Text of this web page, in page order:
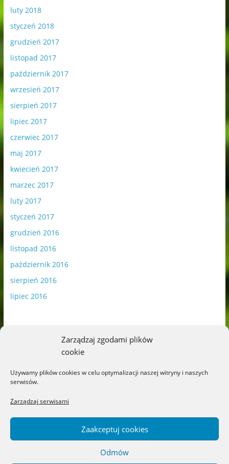
Zarządzaj zgodami plików
cookie
Używamy plików cookies w celu optymalizacji naszej witryny i naszych
serwisów.
Zarządzaj serwisami
Zaakceptuj cookies
Odmów
luty 2018
styczeń 2018
grudzień 2017
listopad 2017
październik 2017
wrzesień 2017
sierpień 2017
lipiec 2017
czerwiec 2017
maj 2017
kwiecień 2017
marzec 2017
luty 2017
styczeń 2017
grudzień 2016
listopad 2016
październik 2016
sierpień 2016
lipiec 2016
Blog o książkach dla dzieci i młodzieży –